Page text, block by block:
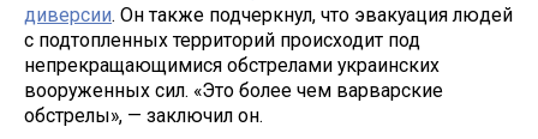
диверсии. Он также подчеркнул, что эвакуация людей
с подтопленных территорий происходит под
непрекращающимися обстрелами украинских
вооруженных сил. «Это более чем варварские
обстрелы», — заключил он.